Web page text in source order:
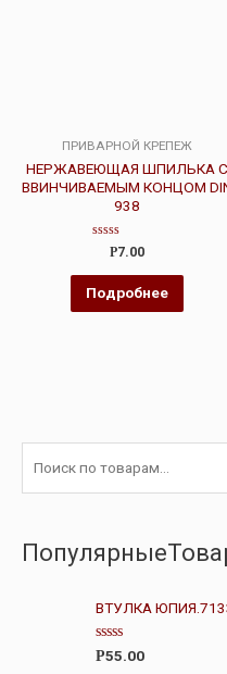
ПРИВАРНОЙ КРЕПЕЖ
НЕРЖАВЕЮЩАЯ ШПИЛЬКА С
ВВИНЧИВАЕМЫМ КОНЦОМ DIN
938
Оценка
из
5
Р7.00
Подробнее
ВТУЛКА
О
Р55.00